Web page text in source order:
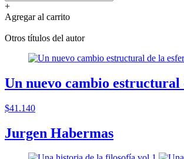
+
Agregar al carrito
Otros títulos del autor
Un nuevo cambio
$41.140
Jurgen Habermas